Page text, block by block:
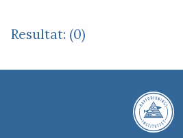
Resultat: (0)